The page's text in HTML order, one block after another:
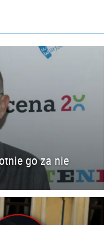
go za nie